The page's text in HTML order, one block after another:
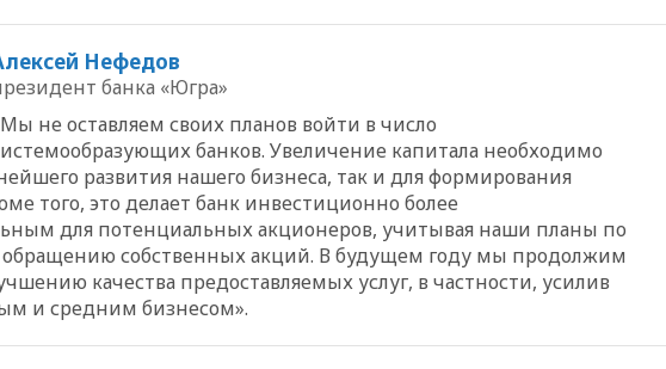
Сеуте набрал миллион
означает прекращения
производства телевизоров в
РФ
вчера, 22:35
вагонов сошли с рельсов в
Оренбургской области
вчера, 22:22Минфин: в июле
Нефедов
банка «Югра»
не оставляем своих планов войти в число
банков. Увеличение капитала необходимо
развития нашего бизнеса, так и для формирования
того, это делает банк инвестиционно более
для потенциальных акционеров, учитывая наши планы по
собственных акций. В будущем году мы продолжим
качества предоставляемых услуг, в частности, усилив
и средним бизнесом».